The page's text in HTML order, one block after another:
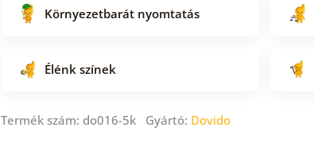
Környezetbarát nyomtatás
Élénk színek
Termék szám: do016-5k Gyártó: Dovido